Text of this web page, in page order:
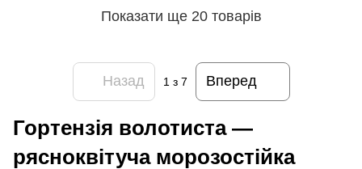
Показати ще 20 товарів
Назад 1 з 7 Вперед
Гортензія волотиста —
рясноквітуча морозостійка